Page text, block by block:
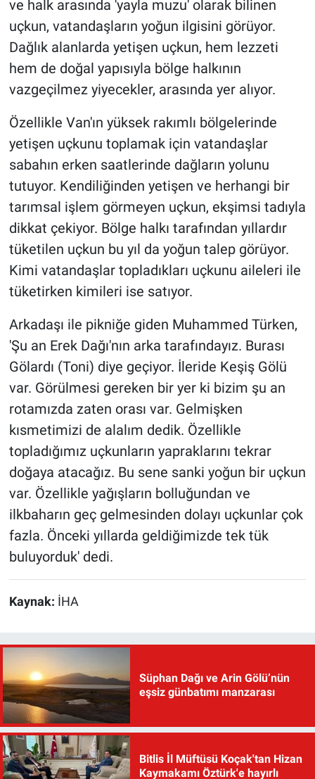
ve halk arasında 'yayla muzu' olarak bilinen
uçkun, vatandaşların yoğun ilgisini görüyor.
Dağlık alanlarda yetişen uçkun, hem lezzeti
hem de doğal yapısıyla bölge halkının
vazgeçilmez yiyecekler, arasında yer alıyor.
Özellikle Van'ın yüksek rakımlı bölgelerinde
yetişen uçkunu toplamak için vatandaşlar
sabahın erken saatlerinde dağların yolunu
tutuyor. Kendiliğinden yetişen ve herhangi bir
tarımsal işlem görmeyen uçkun, ekşimsi tadıyla
dikkat çekiyor. Bölge halkı tarafından yıllardır
tüketilen uçkun bu yıl da yoğun talep görüyor.
Kimi vatandaşlar topladıkları uçkunu aileleri ile
tüketirken kimileri ise satıyor.
Arkadaşı ile pikniğe giden Muhammed Türken,
'Şu an Erek Dağı'nın arka tarafındayız. Burası
Gölardı (Toni) diye geçiyor. İleride Keşiş Gölü
var. Görülmesi gereken bir yer ki bizim şu an
rotamızda zaten orası var. Gelmişken
kısmetimizi de alalım dedik. Özellikle
topladığımız uçkunların yapraklarını tekrar
doğaya atacağız. Bu sene sanki yoğun bir uçkun
var. Özellikle yağışların bolluğundan ve
ilkbaharın geç gelmesinden dolayı uçkunlar çok
fazla. Önceki yıllarda geldiğimizde tek tük
buluyorduk' dedi.
Kaynak: İHA
Süphan Dağı ve Arin Gölü’nün
eşsiz günbatımı manzarası
Bitlis İl Müftüsü Koçak'tan Hizan
Kaymakamı Öztürk'e hayırlı